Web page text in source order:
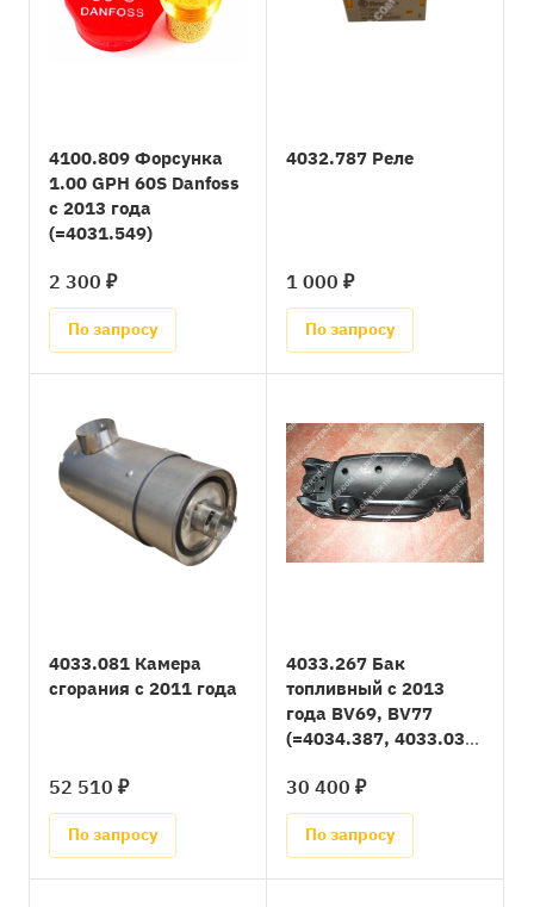
4100.809 Форсунка
1.00 GPH 60S Danfoss
с 2013 года
(=4031.549)
2 300 ₽
По запросу
4032.787 Реле
1 000 ₽
По запросу
4033.081 Камера
сгорания с 2011 года
52 510 ₽
По запросу
4033.267 Бак
топливный с 2013
года BV69, BV77
(=4034.387, 4033.037,
30 400 ₽
По запросу